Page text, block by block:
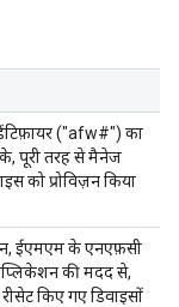
("afw#") का
पूरी तरह से मैनेज
को प्रोविज़न किया
ईएमएम के एनएफ़सी
की मदद से,
रीसेट किए गए डिवाइसों